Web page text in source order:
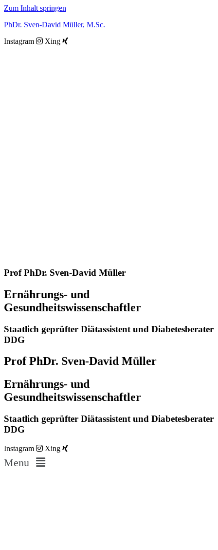
Zum Inhalt springen
PhDr. Sven-David Müller, M.Sc.
Instagram
Xing
Prof PhDr. Sven-David Müller
Ernährungs- und
Gesundheitswissenschaftler
Staatlich geprüfter Diätassistent und Diabetesberater
DDG
Prof PhDr. Sven-David Müller
Ernährungs- und
Gesundheitswissenschaftler
Staatlich geprüfter Diätassistent und Diabetesberater
DDG
Instagram Xing
Menu